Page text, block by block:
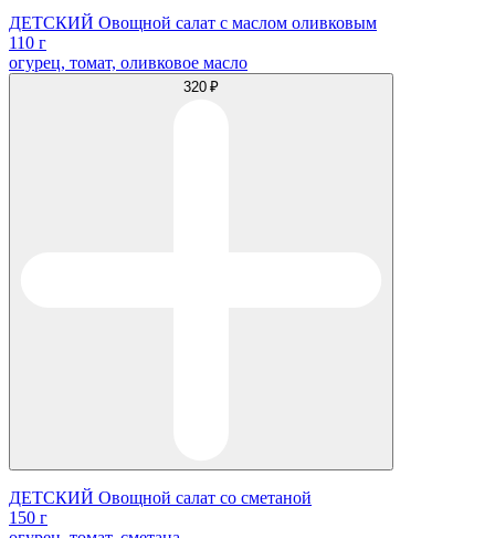
ДЕТСКИЙ Овощной салат с маслом оливковым
110 г
огурец, томат, оливковое масло
320 ₽
ДЕТСКИЙ Овощной салат со сметаной
150 г